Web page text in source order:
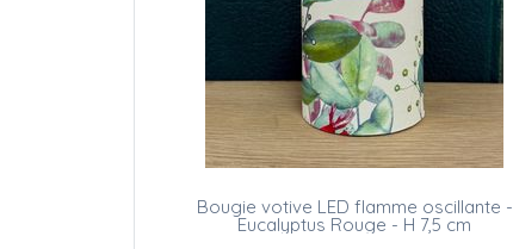
Bougie votive LED flamme oscillante -
Eucalyptus Rouge - H 7,5 cm